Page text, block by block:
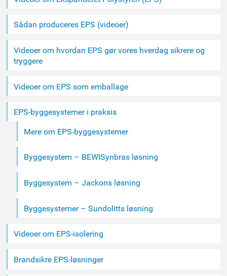
Sådan produceres EPS (videoer)
Videoer om hvordan EPS gør vores hverdag sikrere og
tryggere
Videoer om EPS som emballage
EPS-byggesystemer i praksis
Mere om EPS-byggesystemer
Byggesystem – BEWISynbras løsning
Byggesystem – Jackons løsning
Byggesystemer – Sundolitts løsning
Videoer om EPS-isolering
Brandsikre EPS-løsninger